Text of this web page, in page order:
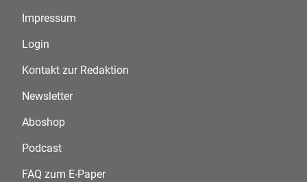
Impressum
Login
Kontakt zur Redaktion
Newsletter
Aboshop
Podcast
FAQ zum E-Paper